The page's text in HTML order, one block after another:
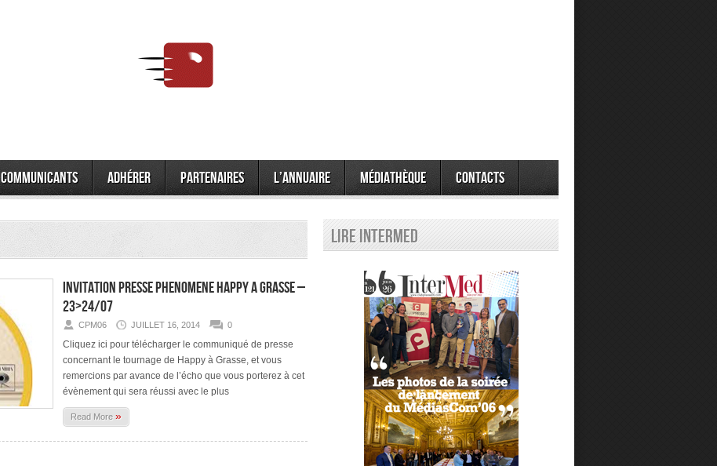
Communicants Adhérer Partenaires L’annuaire Médiathèque Contacts
INVITATION PRESSE PHENOMENE HAPPY A GRASSE –
23>24/07
CPM06 JUILLET 16, 2014 0
Cliquez ici pour télécharger le communiqué de presse
concernant le tournage de Happy à Grasse, et vous
remercions par avance de l’écho que vous porterez à cet
évènement qui sera réussi avec le plus
Read More »
Lire Intermed